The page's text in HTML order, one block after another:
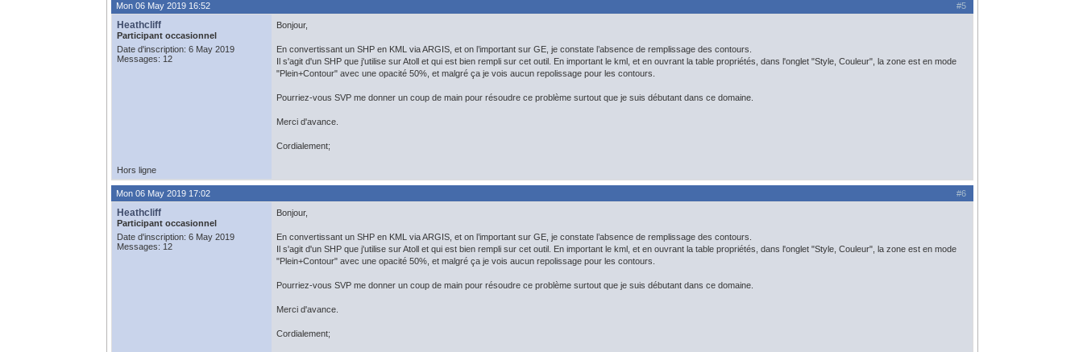
#5
Mon 06 May 2019 16:52
Heathcliff
Participant occasionnel
Date d'inscription: 6 May 2019
Messages: 12
Bonjour,
En convertissant un SHP en KML via ARGIS, et on l’important sur GE, je constate l’absence de remplissage des contours.
Il s'agit d'un SHP que j'utilise sur Atoll et qui est bien rempli sur cet outil. En important le kml, et en ouvrant la table propriétés, dans l'onglet "Style, Couleur", la zone est en mode
"Plein+Contour" avec une opacité 50%, et malgré ça je vois aucun repolissage pour les contours.
Pourriez-vous SVP me donner un coup de main pour résoudre ce problème surtout que je suis débutant dans ce domaine.
Merci d'avance.
Cordialement;
Hors ligne
#6
Mon 06 May 2019 17:02
Heathcliff
Participant occasionnel
Date d'inscription: 6 May 2019
Messages: 12
Bonjour,
En convertissant un SHP en KML via ARGIS, et on l’important sur GE, je constate l’absence de remplissage des contours.
Il s'agit d'un SHP que j'utilise sur Atoll et qui est bien rempli sur cet outil. En important le kml, et en ouvrant la table propriétés, dans l'onglet "Style, Couleur", la zone est en mode
"Plein+Contour" avec une opacité 50%, et malgré ça je vois aucun repolissage pour les contours.
Pourriez-vous SVP me donner un coup de main pour résoudre ce problème surtout que je suis débutant dans ce domaine.
Merci d'avance.
Cordialement;